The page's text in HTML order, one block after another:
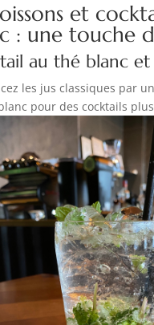
et
: une touche
au thé blanc et
les jus classiques par
pour des cocktails